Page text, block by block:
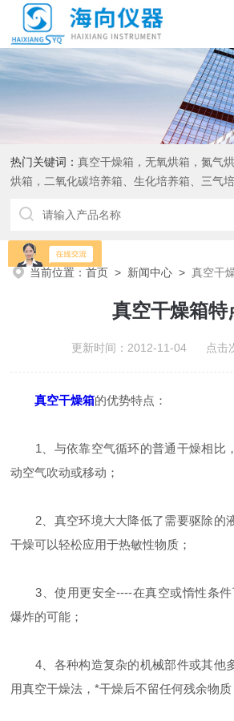
热门关键词：真空干燥箱，无氧烘箱，氮气
烘箱，二氧化碳培养箱、生化培养箱、三气
当前位置：首页 > 新闻中心 >真空干
真空干燥箱特
更新时间：2012-11-04 点击
真空干燥箱的优势特点：
1、与依靠空气循环的普通干燥相比
动空气吹动或移动；
2、真空环境大大降低了需要驱除的
干燥可以轻松应用于热敏性物质；
3、使用更安全----在真空或惰性条件
爆炸的可能；
4、各种构造复杂的机械部件或其他
用真空干燥法，*干燥后不留任何残余物质